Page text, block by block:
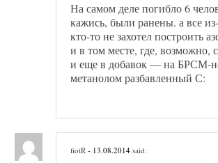
На самом деле погибло 6
кажись, были ранены. а все
кто-то не захотел построить
и в том месте, где, возможно,
и еще в добавок — на БРСМ-
метанолом разбавленный С:
fiotR - 13.08.2014 said: